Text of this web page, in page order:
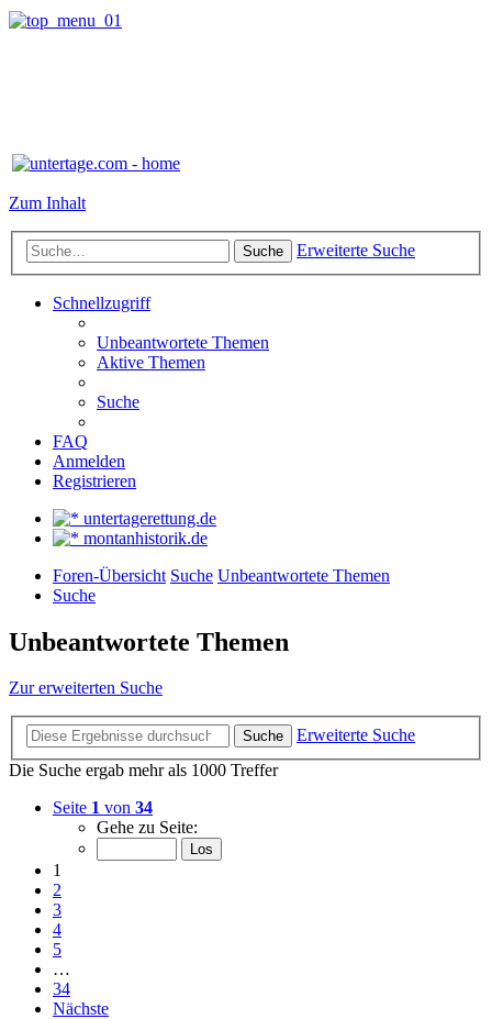
Zum Inhalt
Suche Erweiterte Suche
Schnellzugriff
Unbeantwortete Themen
Aktive Themen
Suche
FAQ
Anmelden
Registrieren
untertagerettung.de
montanhistorik.de
Foren-Übersicht Suche Unbeantwortete Themen
Suche
Unbeantwortete Themen
Zur erweiterten Suche
Suche
Erweiterte Suche
Die Suche ergab mehr als 1000 Treffer
Seite 1 von 34
Gehe zu Seite:
1
2
3
4
5
…
34
Nächste